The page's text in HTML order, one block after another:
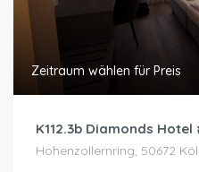
Zeitraum wählen für Preis
K112.3b Diamonds Hotel
Hohenzollernring, 50672